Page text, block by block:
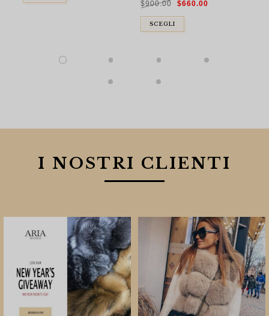
$900.00 prezzo
era:
$660.00
SCEGLI
I NOSTRI CLIENTI